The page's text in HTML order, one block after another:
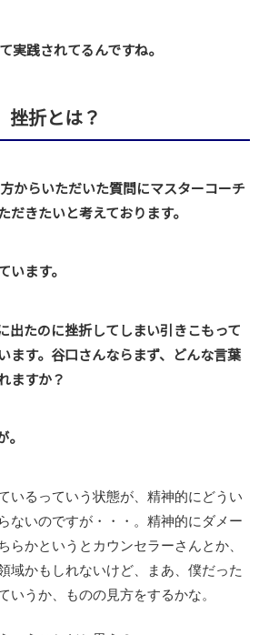
践されてるんですね。
挫折とは？
らいただいた質問にマスターコーチ
だきたいと考えております。
います。
出たのに挫折してしまい引きこもって
ます。谷口さんならまず、どんな言葉
ますか？
いるっていう状態が、精神的にどうい
ないのですが・・・。精神的にダメー
らかというとカウンセラーさんとか、
域かもしれないけど、まあ、僕だった
いうか、ものの見方をするかな。